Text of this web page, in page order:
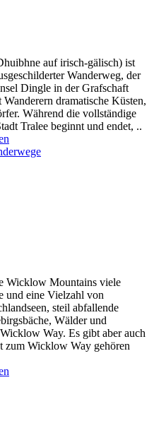
auf irisch-gälisch) ist
Wanderweg, der
Dingle in der Grafschaft
dramatische Küsten,
Während die vollständige
Tralee beginnt und endet, ..
Wicklow Mountains viele
und eine Vielzahl von
steil abfallende
Wälder und
Way. Es gibt aber auch
zum Wicklow Way gehören